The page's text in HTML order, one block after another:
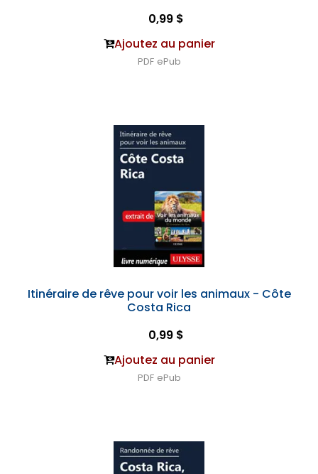
0,99 $
Ajoutez au panier
PDF ePub
Itinéraire de rêve pour voir les animaux - Côte
Costa Rica
0,99 $
Ajoutez au panier
PDF ePub